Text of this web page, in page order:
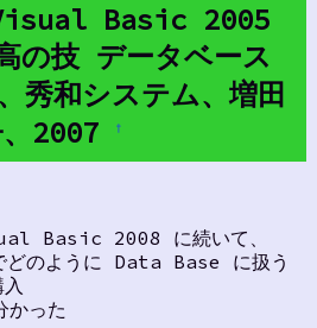
Basic 2005
の技 データベース
秀和システム、増田
2007
†
Basic 2008 に続いて、
のように Data Base に扱う
かった